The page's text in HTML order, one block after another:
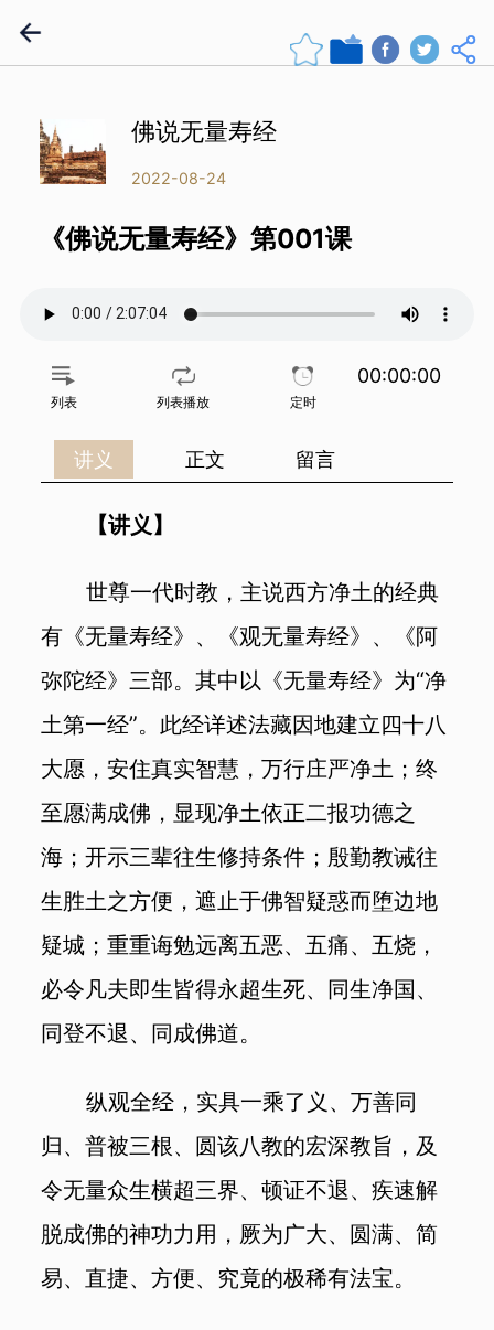
佛说无量寿经
2022-08-24
《佛说无量寿经》第001课
列表 列表播放 定时
00:00:00
讲义 正文 留言
【讲义】
世尊一代时教，主说西方净土的经典
有《无量寿经》、《观无量寿经》、《阿
弥陀经》三部。其中以《无量寿经》为“净
土第一经”。此经详述法藏因地建立四十八
大愿，安住真实智慧，万行庄严净土；终
至愿满成佛，显现净土依正二报功德之
海；开示三辈往生修持条件；殷勤教诫往
生胜土之方便，遮止于佛智疑惑而堕边地
疑城；重重诲勉远离五恶、五痛、五烧，
必令凡夫即生皆得永超生死、同生净国、
同登不退、同成佛道。
纵观全经，实具一乘了义、万善同
归、普被三根、圆该八教的宏深教旨，及
令无量众生横超三界、顿证不退、疾速解
脱成佛的神功力用，厥为广大、圆满、简
易、直捷、方便、究竟的极稀有法宝。